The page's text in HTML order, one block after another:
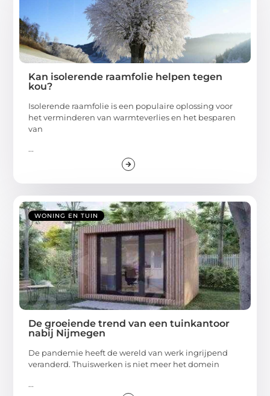
Kan isolerende raamfolie helpen tegen
kou?
Isolerende raamfolie is een populaire oplossing voor
het verminderen van warmteverlies en het besparen
van
...
WONING EN TUIN
De groeiende trend van een tuinkantoor
nabij Nijmegen
De pandemie heeft de wereld van werk ingrijpend
veranderd. Thuiswerken is niet meer het domein
...